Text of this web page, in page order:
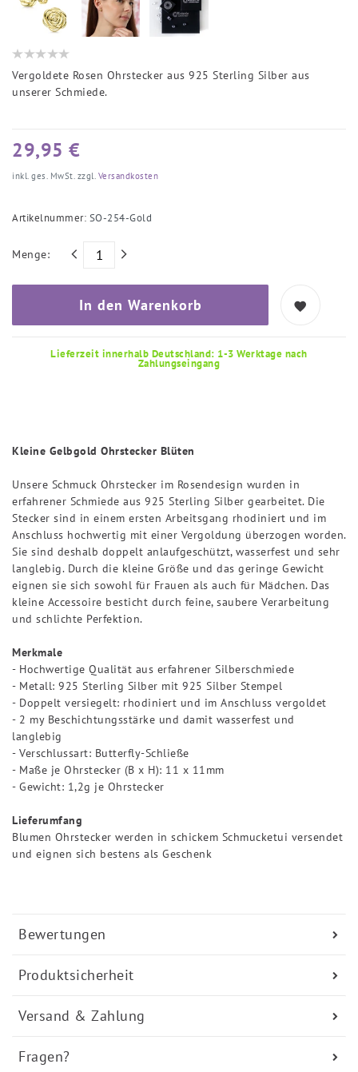
Vergoldete Rosen Ohrstecker aus 925 Sterling Silber aus
unserer Schmiede.
29,95 €
inkl. ges. MwSt. zzgl. Versandkosten
Artikelnummer: SO-254-Gold
Menge:
In den Warenkorb
Lieferzeit innerhalb Deutschland: 1-3 Werktage nach
Zahlungseingang
Bewertungen
Produktsicherheit
Versand & Zahlung
Fragen?
Kleine Gelbgold Ohrstecker Blüten
Unsere Schmuck Ohrstecker im Rosendesign wurden in
erfahrener Schmiede aus 925 Sterling Silber gearbeitet. Die
Stecker sind in einem ersten Arbeitsgang rhodiniert und im
Anschluss hochwertig mit einer Vergoldung überzogen worden.
Sie sind deshalb doppelt anlaufgeschützt, wasserfest und sehr
langlebig. Durch die kleine Größe und das geringe Gewicht
eignen sie sich sowohl für Frauen als auch für Mädchen. Das
kleine Accessoire besticht durch feine, saubere Verarbeitung
und schlichte Perfektion.
Merkmale
- Hochwertige Qualität aus erfahrener Silberschmiede
- Metall: 925 Sterling Silber mit 925 Silber Stempel
- Doppelt versiegelt: rhodiniert und im Anschluss vergoldet
- 2 my Beschichtungsstärke und damit wasserfest und
langlebig
- Verschlussart: Butterfly-Schließe
- Maße je Ohrstecker (B x H): 11 x 11mm
- Gewicht: 1,2g je Ohrstecker
Lieferumfang
Blumen Ohrstecker werden in schickem Schmucketui versendet
und eignen sich bestens als Geschenk